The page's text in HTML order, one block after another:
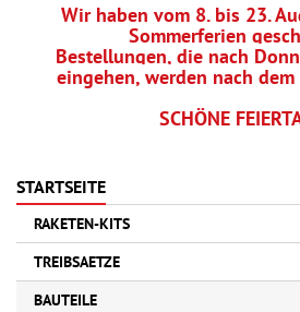
Wir haben vom 8. bis 23.
Sommerferien
Bestellungen, die nach
eingehen, werden nach
SCHÖNE
STARTSEITE
RAKETEN-KITS
TREIBSAETZE
BAUTEILE